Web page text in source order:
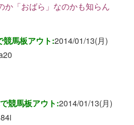
か「おばら」なのかも知らん
競馬板アウト:2014/01/13(月)
競馬板アウト:2014/01/13(月)